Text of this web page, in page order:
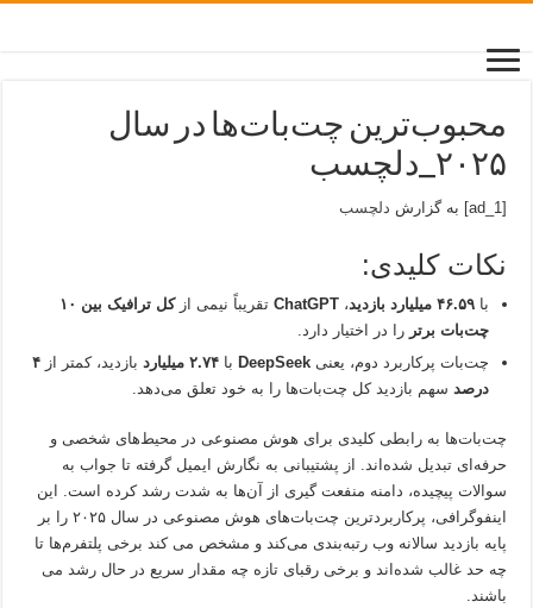
محبوب‌ترین چت‌بات‌ها در سال
۲۰۲۵_دلچسب
[ad_1] به گزارش دلچسب
نکات کلیدی:
با۴۶.۵۹ میلیارد بازدید ،ChatGPT تقریباً نیمی از
کل ترافیک بین ۱۰
چت‌بات برتر را در اختیار دارد.
چت‌بات پرکاربرد دوم، یعنیDeepSeek با۲.۷۴ میلیارد بازدید، کمتر از۴
درصد سهم بازدید کل چت‌بات‌ها را به خود تعلق می‌دهد.
چت‌بات‌ها به رابطی کلیدی برای هوش مصنوعی در محیط‌های شخصی و
حرفه‌ای تبدیل شده‌اند. از پشتیبانی به نگارش ایمیل گرفته تا جواب به
سوالات پیچیده، دامنه منفعت گیری از آن‌ها به شدت رشد کرده است. این
اینفوگرافی، پرکاربردترین چت‌بات‌های هوش مصنوعی در سال ۲۰۲۵ را بر
پایه بازدید سالانه وب رتبه‌بندی می‌کند و مشخص می کند برخی پلتفرم‌ها تا
چه حد غالب شده‌اند و برخی رقبای تازه چه مقدار سریع در حال رشد می
باشند.